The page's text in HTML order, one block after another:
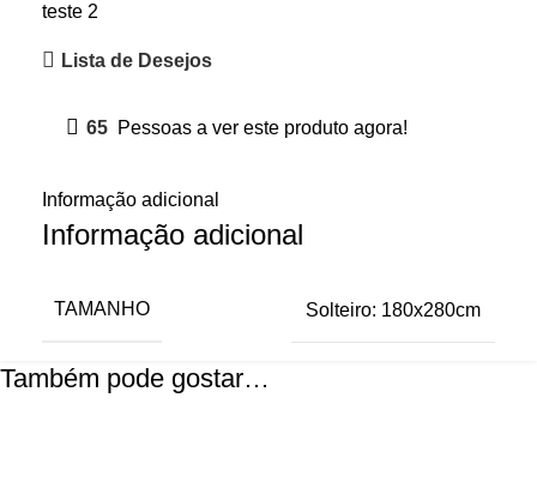
teste 2
Lista de Desejos
65 Pessoas a ver este produto agora!
Informação adicional
Informação adicional
TAMANHO Solteiro: 180x280cm
Também pode gostar…